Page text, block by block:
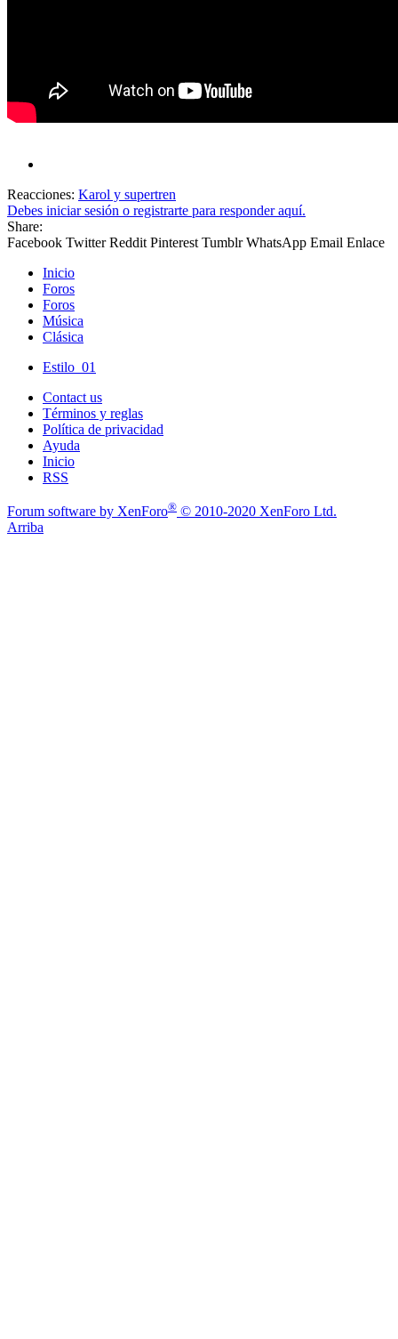
Reacciones: Karol y supertren
Debes iniciar sesión o registrarte para responder aquí.
Share:
Facebook Twitter Reddit Pinterest Tumblr WhatsApp Email Enlace
Inicio
Foros
Foros
Música
Clásica
Estilo_01
Contact us
Términos y reglas
Política de privacidad
Ayuda
Inicio
RSS
Forum software by XenForo® © 2010-2020 XenForo Ltd.
Arriba